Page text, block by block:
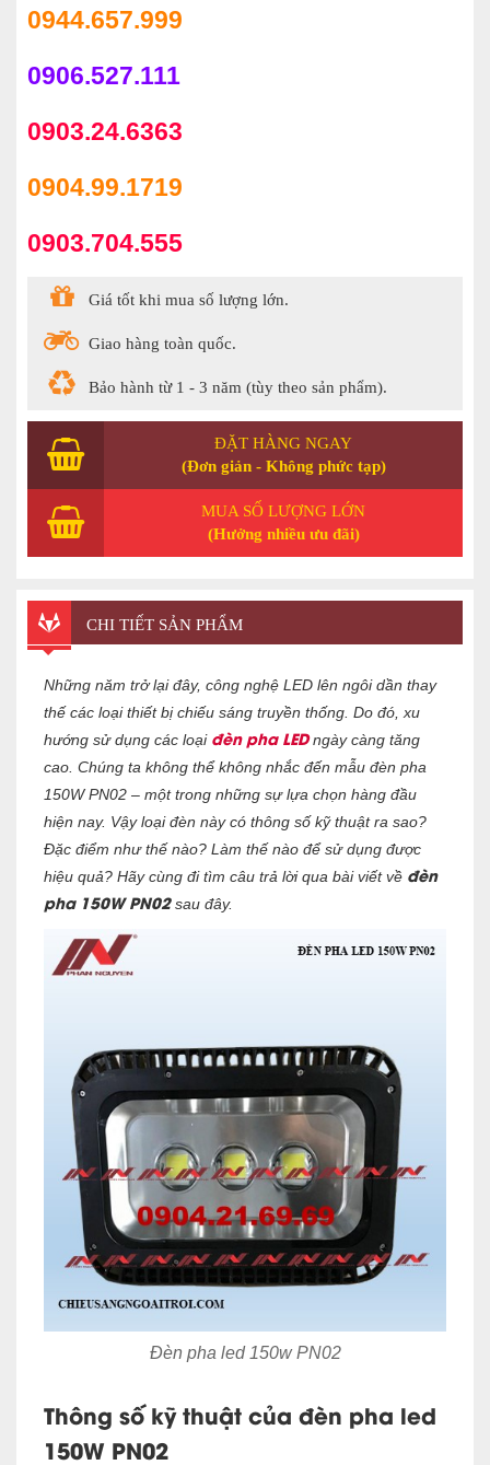
0944.657.999
0906.527.111
0903.24.6363
0904.99.1719
0903.704.555
Giá tốt khi mua số lượng lớn.
Giao hàng toàn quốc.
Bảo hành từ 1 - 3 năm (tùy theo sản phẩm).
ĐẶT HÀNG NGAY
(Đơn giản - Không phức tạp)
MUA SỐ LƯỢNG LỚN
(Hưởng nhiều ưu đãi)
CHI TIẾT SẢN PHẨM
Những năm trở lại đây, công nghệ LED lên ngôi dần thay
thế các loại thiết bị chiếu sáng truyền thống. Do đó, xu
hướng sử dụng các loại đèn pha LEDngày càng tăng
cao. Chúng ta không thể không nhắc đến mẫu đèn pha
150W PN02 – một trong những sự lựa chọn hàng đầu
hiện nay. Vậy loại đèn này có thông số kỹ thuật ra sao?
Đặc điểm như thế nào? Làm thế nào để sử dụng được
hiệu quả? Hãy cùng đi tìm câu trả lời qua bài viết về đèn
pha 150W PN02sau đây.
Đèn pha led 150w PN02
Thông số kỹ thuật của đèn pha led
150W PN02